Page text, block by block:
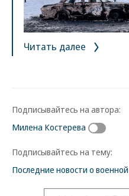
Читать далее
Подписывайтесь на автора:
Милена Костерева
Подписывайтесь на тему:
Последние новости о